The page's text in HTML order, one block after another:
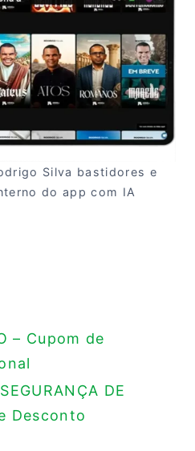
Silva bastidores e
do app com IA
– Cupom de
DE
Desconto